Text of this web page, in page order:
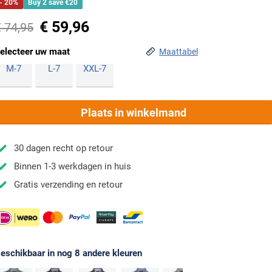
- 20% Buy 2 save €20
74,95 € 59,96
uw maat Maattabel
M-7 L-7 XXL-7
Plaats in winkelmand
30 dagen recht op retour
Binnen 1-3 werkdagen in huis
Gratis verzending en retour
in nog 8 andere kleuren